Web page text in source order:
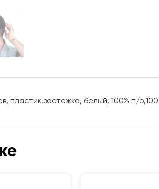
пластик.застежка, белый, 100% п/